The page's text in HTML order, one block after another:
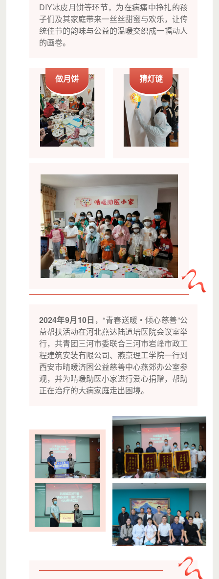
DIY冰皮月饼等环节，为在病痛中挣扎的孩
子们及其家庭带来一丝丝甜蜜与欢乐，让传
统佳节的韵味与公益的温暖交织成一幅动人
的画卷。
做月饼 猜灯谜
2024年9月10日 ，“青春送暖 • 倾心慈善”公
益帮扶活动在河北燕达陆道培医院会议室举
行，共青团三河市委联合三河市岩峰市政工
程建筑安装有限公司、燕京理工学院一行到
西安市晴暖济困公益慈善中心燕郊办公室参
观，并为晴暖助医小家进行爱心捐赠，帮助
正在治疗的大病家庭走出困境。